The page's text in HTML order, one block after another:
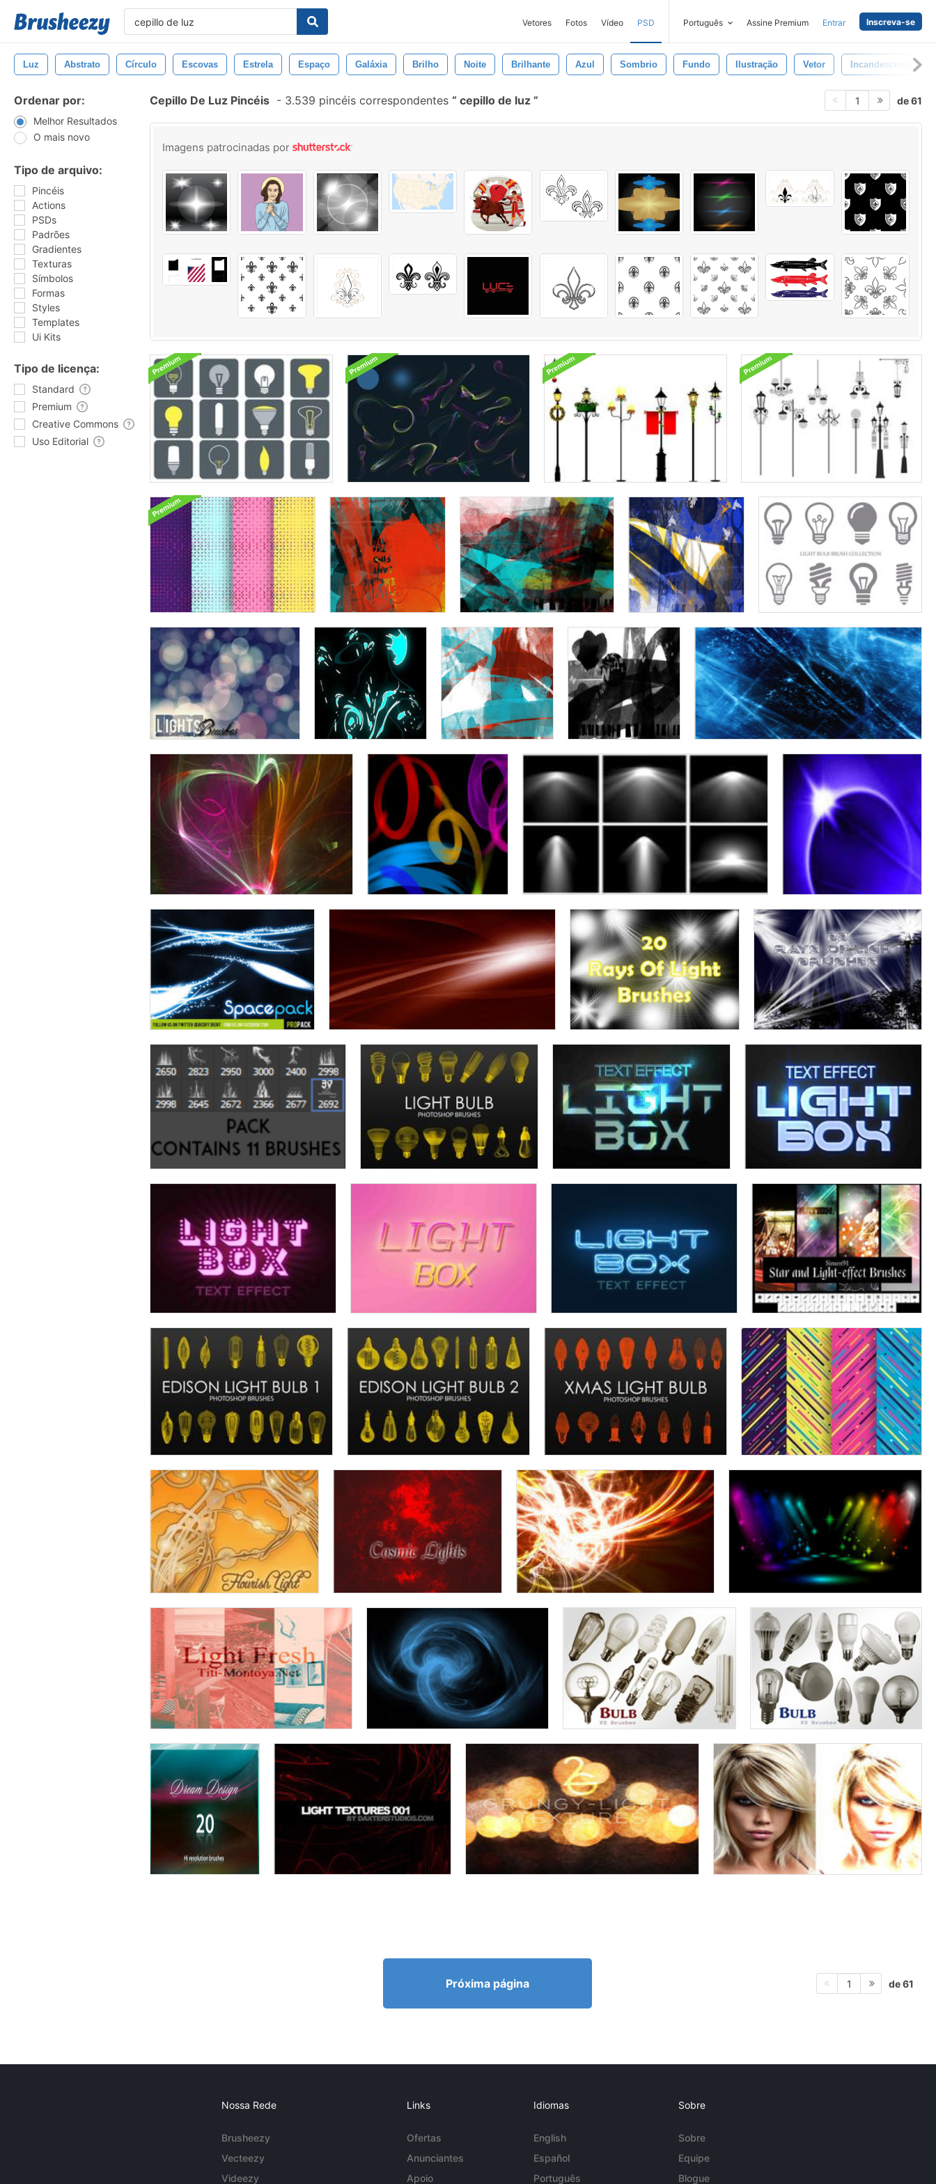
Vetores Fotos Vídeo PSD Português Assine Premium Entrar Inscreva-se
Luz Abstrato Círculo Escovas Estrela Espaço Galáxia Brilho Noite Brilhante Azul Sombrio Fundo Ilustração Vetor Incandescente
Ordenar por:
Melhor Resultados
O mais novo
Tipo de arquivo:
Pincéis
Actions
PSDs
Padrões
Gradientes
Texturas
Símbolos
Formas
Styles
Templates
Ui Kits
Tipo de licença:
Standard
Premium
Creative Commons
Uso Editorial
Cepillo De Luz Pincéis - 3.539 pincéis correspondentes cepillo de luz 1 de 61
Imagens patrocinadas por
Próxima página 1 de 61
Nossa Rede
Brusheezy
Vecteezy
Videezy
Links
Ofertas
Anunciantes
Apoio
Idiomas
English
Español
Português
Sobre
Sobre
Equipe
Blogue